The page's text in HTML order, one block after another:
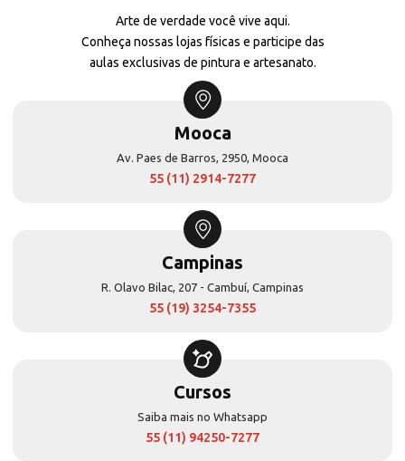
Arte de verdade você vive aqui.
Conheça nossas lojas físicas e participe das
aulas exclusivas de pintura e artesanato.
Mooca
Av. Paes de Barros, 2950, Mooca
55 (11) 2914-7277
Campinas
R. Olavo Bilac, 207 - Cambuí, Campinas
55 (19) 3254-7355
Cursos
Saiba mais no Whatsapp
55 (11) 94250-7277